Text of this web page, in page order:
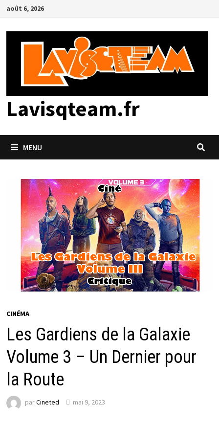
Passer
contenu
août 6, 2026
Lavisqteam.fr
MENU
CINÉMA
Les Gardiens de la Galaxie
Volume 3 – Un Dernier pour
la Route
parCineted mai 9, 2023